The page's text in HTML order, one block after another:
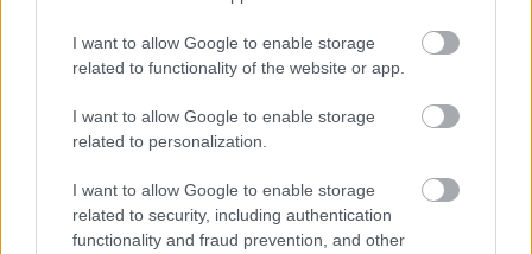
I want to allow Google to enable storage
related to functionality of the website or app.
I want to allow Google to enable storage
related to personalization.
I want to allow Google to enable storage
related to security, including authentication
functionality and fraud prevention, and other
Για να προσθέσεις το σχόλιο
σου πρέπει να συνδεθείς